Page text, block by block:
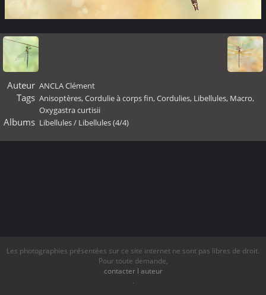
Auteur ANCLA Clément
Tags Anisoptères,Cordulie à corps fin,Cordulies, Libellules, Macro,
Oxygastra curtisii
Albums Libellules/ Libellules (4/4)
Les photographies présentées sur ce site internet ne sont pas libres de droit.
Pour toute demande,
contacter l auteur
.